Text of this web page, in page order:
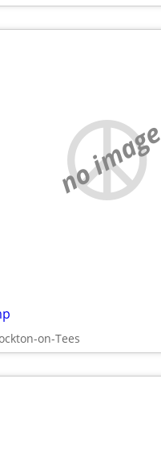
no image
on-Tees